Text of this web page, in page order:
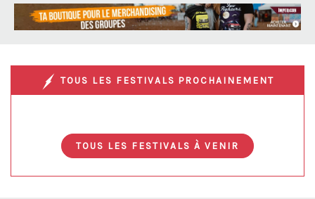
TOUS LES FESTIVALS PROCHAINEMENT
TOUS LES FESTIVALS À VENIR